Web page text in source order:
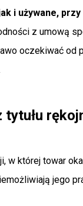
i używane,
z umową
oczekiwać
tytułu
w której towar
jego